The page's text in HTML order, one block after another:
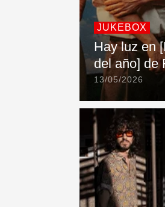
JUKEBOX
Hay luz en
del año] de
13/05/2026